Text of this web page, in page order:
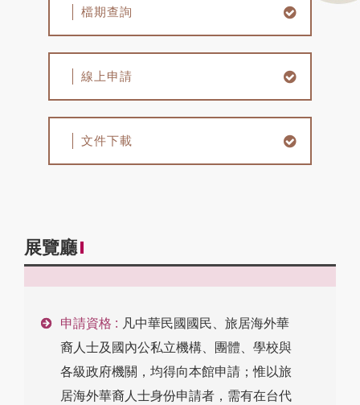
檔期查詢
線上申請
文件下載
展覽廳
申請資格 : 凡中華民國國民、旅居海外華
裔人士及國內公私立機構、團體、學校與
各級政府機關，均得向本館申請；惟以旅
居海外華裔人士身份申請者，需有在台代